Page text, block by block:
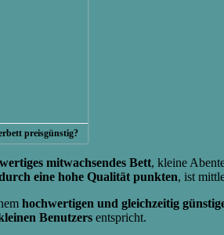
preisgünstig?
mitwachsendes Bett, kleine
eine hohe Qualität punkten, ist
hochwertigen und gleichzeitig
Benutzers entspricht.